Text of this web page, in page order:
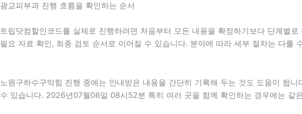
광교피부과 진행 흐름을 확인하는 순서
트립닷컴할인코드를 실제로 진행하려면 처음부터 모든 내용을 확정하기보다 단계
필요 자료 확인, 최종 검토 순서로 이어질 수 있습니다. 분야에 따라 세부 절차는 다를
노원구하수구막힘 진행 중에는 안내받은 내용을 간단히 기록해 두는 것도 도움이 됩
수 있습니다. 2026년07월06일 08시52분 특히 여러 곳을 함께 확인하는 경우에는 같